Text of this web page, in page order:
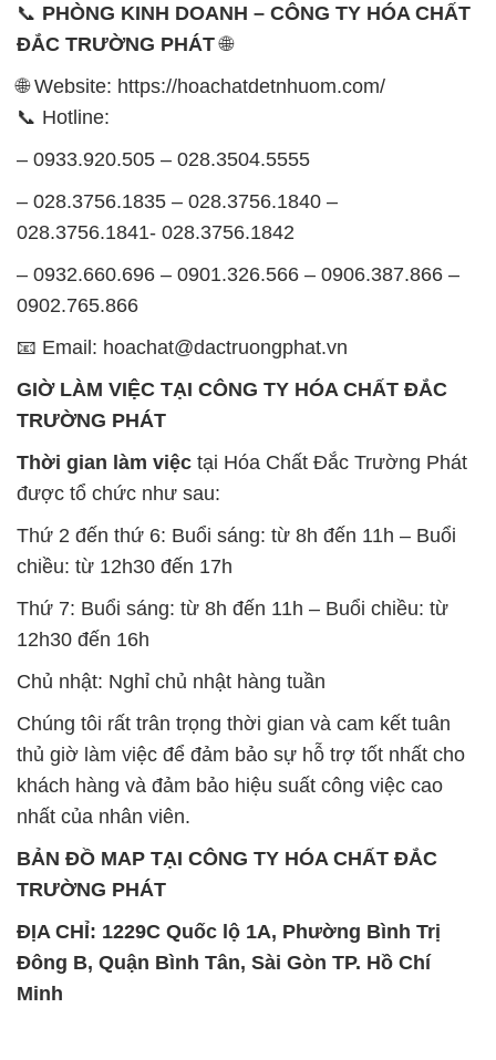
– 0933.920.505 – 028.3504.5555
028.3756.1841- 028.3756.1842
0902.765.866
📧 Email: hoachat@dactruongphat.vn
TRƯỜNG PHÁT
được tổ chức như sau:
Thứ 2 đến thứ 6: Buổi sáng: từ 8h đến 11h – Buổi
chiều: từ 12h30 đến 17h
Thứ 7: Buổi sáng: từ 8h đến 11h – Buổi chiều: từ
12h30 đến 16h
Chủ nhật: Nghỉ chủ nhật hàng tuần
thủ giờ làm việc để đảm bảo sự hỗ trợ tốt nhất cho
khách hàng và đảm bảo hiệu suất công việc cao
nhất của nhân viên.
BẢN ĐỒ MAP TẠI CÔNG TY HÓA CHẤT ĐẮC
TRƯỜNG PHÁT
ĐỊA CHỈ: 1229C Quốc lộ 1A, Phường Bình Trị
Đông B, Quận Bình Tân, Sài Gòn TP. Hồ Chí
Minh